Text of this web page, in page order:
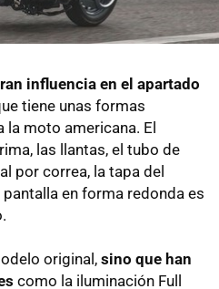
influencia en el apartado
tiene unas formas
moto americana. El
las llantas, el tubo de
por correa, la tapa del
en forma redonda es
original, sino que han
como la iluminación Full